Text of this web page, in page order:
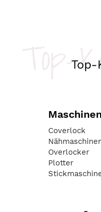
Top-
Top-
Maschinen
Coverlock
Overlocker
Plotter